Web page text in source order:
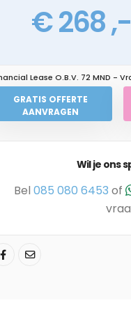
€ 268 ,-
Lease O.B.V. 72 MND -
GRATIS OFFERTE
AANVRAGEN
Wil je ons
Bel 085 080 6453 of